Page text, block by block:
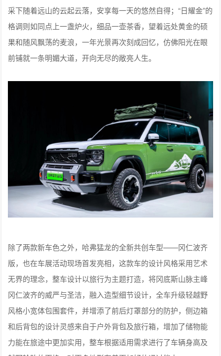
采下随着远山的云起云落，安享每一天的悠然自得；“日耀金”的
格调则如同点上一盏炉火，细品一壶茶香，望着远处黄金的硕
果和随风飘荡的麦浪，一年光景再次刻成回忆，仿佛阳光在眼
前铺就一条明媚大道，开向无尽的敞亮人生。
除了两款新车色之外，哈弗猛龙的全新共创车型——冈仁波齐
版，也在车展活动现场首发亮相，这款车的设计风格采用艺术
无界的理念，整车设计以旅行为主题打造，将冈底斯山脉主峰
冈仁波齐的威严与圣洁，融入造型细节设计，全车升级轻越野
风格小宽体包围套件，并增添了前后灯罩部分的防护，侧边箱
和后背包的设计灵感来自于户外背包及旅行箱，增加了储物能
力能在旅途中更加实用，整车根据适用需求进行了车辆身高及